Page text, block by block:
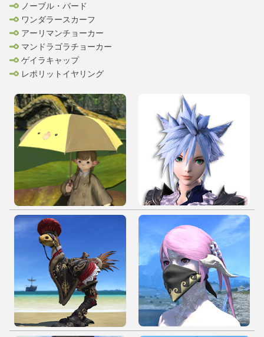
ノーブル・バード
ワンダラースカーフ
アーリマンチョーカー
マンドラゴラチョーカー
ゲイラキャップ
レポリットイヤリング